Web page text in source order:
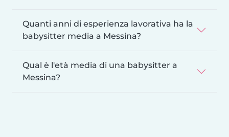
Quanti anni di esperienza lavorativa ha la
babysitter media a Messina?
Qual è l'età media di una babysitter a
Messina?